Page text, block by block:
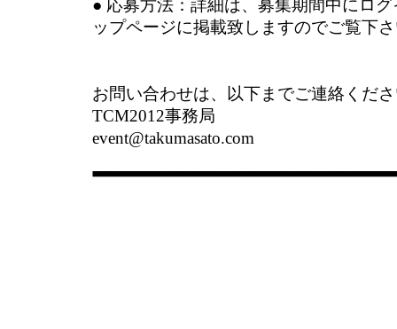
● 応募方法：詳細は、募集期間中にログ
ップページに掲載致しますのでご覧下
お問い合わせは、以下までご連絡くだ
TCM2012事務局
event@takumasato.com